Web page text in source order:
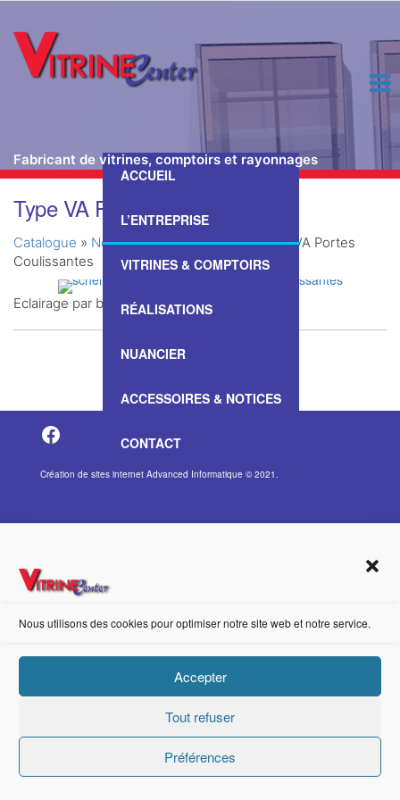
Nous utilisons des cookies pour optimiser notre site web et notre service.
Accepter
Tout refuser
Préférences
Fabricant de vitrines, comptoirs et rayonnages
ACCUEIL
L’ENTREPRISE
VITRINES & COMPTOIRS
RÉALISATIONS
NUANCIER
ACCESSOIRES & NOTICES
CONTACT
Type VA Portes Coulissantes
Catalogue » Nos Vitrines & Comptoirs»Type VA Portes
Coulissantes
Eclairage par bandeau LED
https://fr-fr.facebook.com/pages/category/Metal-Supplier/Vitrine-Center-1847745018840053/
Création de sites internet Advanced Informatique © 2021.